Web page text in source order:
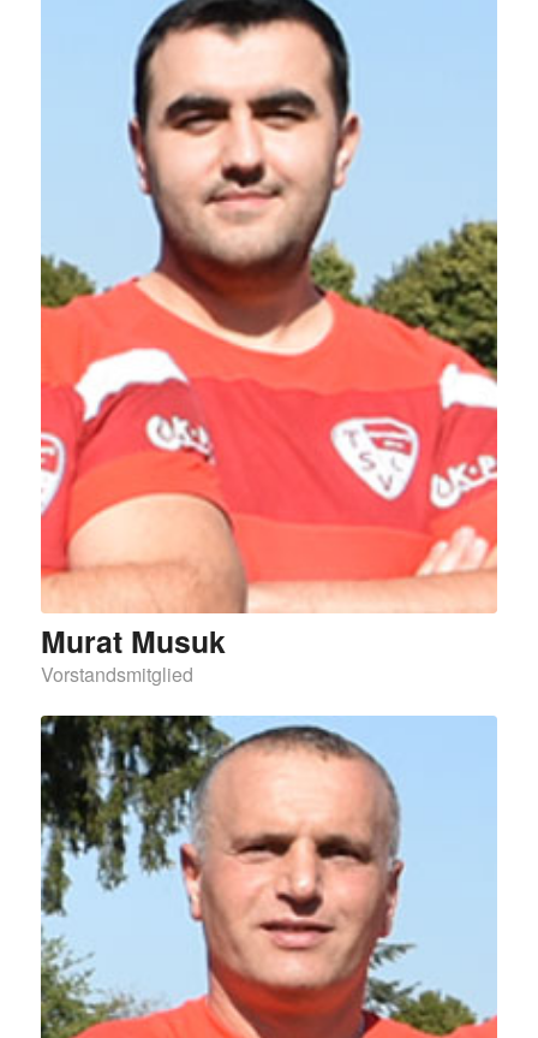
Murat Musuk
Vorstandsmitglied